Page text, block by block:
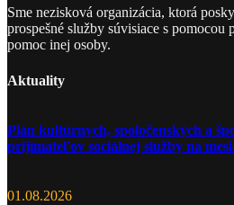
Sme nezisková organizácia, ktorá
prospešné služby súvisiace s pomocou
pomoc inej osoby.
Aktuality
Plán kultúrnych, spoločenských a
prijímateľov sociálnej služby na
01.08.2026